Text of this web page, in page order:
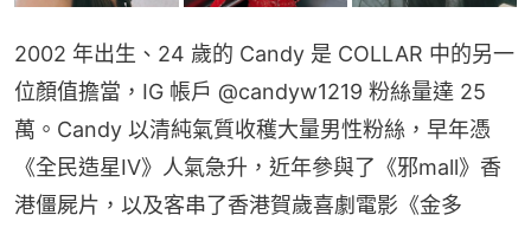
2002 年出生、24 歲的 Candy 是 COLLAR 中的另一
位顏值擔當，IG 帳戶 @candyw1219 粉絲量達 25
萬。Candy 以清純氣質收穫大量男性粉絲，早年憑
《全民造星IV》人氣急升，近年參與了《邪mall》香
港僵屍片，以及客串了香港賀歲喜劇電影《金多